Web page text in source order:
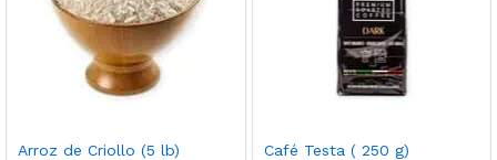
Arroz de Criollo (5 lb) Café Testa ( 250 g)